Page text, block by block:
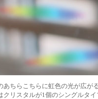
あちらこちらに虹色の光が広が
クリスタルが1個のシングルタ